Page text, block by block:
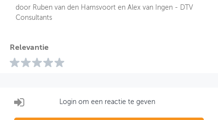
door Ruben van den Hamsvoort en Alex van Ingen - DTV
Consultants
Relevantie
Login om een reactie te geven